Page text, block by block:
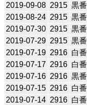
2019-09-08 2915 黒番
2019-08-24 2915 黒番
2019-07-30 2915 黒番
2019-07-29 2915 黒番
2019-07-19 2916 白番
2019-07-17 2916 白番
2019-07-16 2916 黒番
2019-07-15 2916 白番
2019-07-14 2916 白番